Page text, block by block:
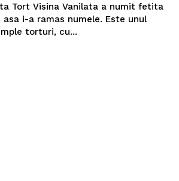
Tort Visina Vanilata a numit fetita
i-a ramas numele. Este unul
torturi, cu...